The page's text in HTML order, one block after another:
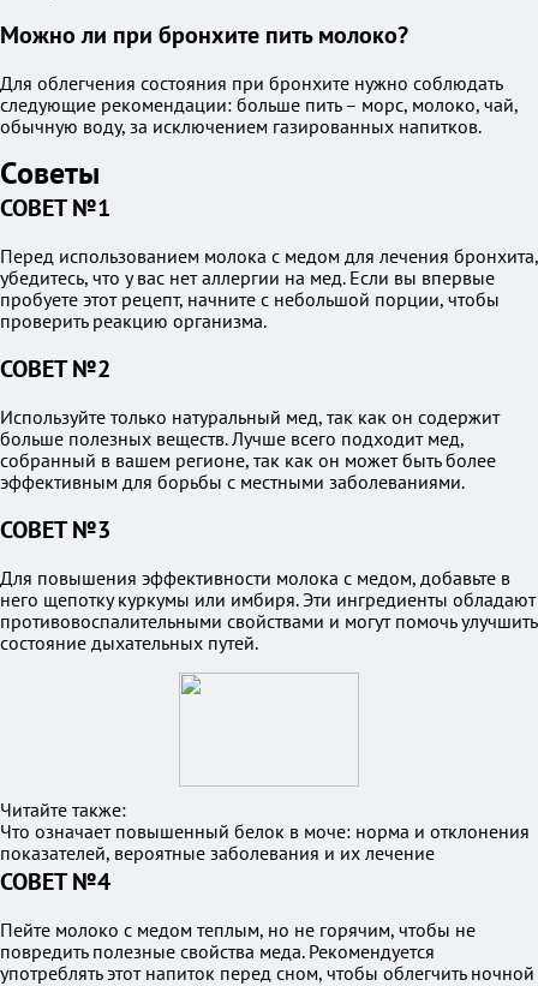
Можно ли при бронхите пить молоко?
Для облегчения состояния при бронхите нужно соблюдать
следующие рекомендации: больше пить – морс, молоко, чай,
обычную воду, за исключением газированных напитков.
Советы
СОВЕТ №1
Перед использованием молока с медом для лечения бронхита,
убедитесь, что у вас нет аллергии на мед. Если вы впервые
пробуете этот рецепт, начните с небольшой порции, чтобы
проверить реакцию организма.
СОВЕТ №2
Используйте только натуральный мед, так как он содержит
больше полезных веществ. Лучше всего подходит мед,
собранный в вашем регионе, так как он может быть более
эффективным для борьбы с местными заболеваниями.
СОВЕТ №3
Для повышения эффективности молока с медом, добавьте в
него щепотку куркумы или имбиря. Эти ингредиенты обладают
противовоспалительными свойствами и могут помочь улучшить
состояние дыхательных путей.
Читайте также:
Что означает повышенный белок в моче: норма и отклонения
показателей, вероятные заболевания и их лечение
СОВЕТ №4
Пейте молоко с медом теплым, но не горячим, чтобы не
повредить полезные свойства меда. Рекомендуется
употреблять этот напиток перед сном, чтобы облегчить ночной